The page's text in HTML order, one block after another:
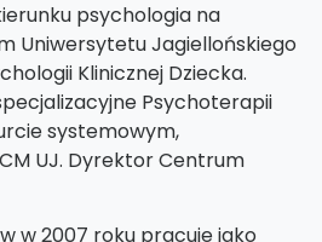
psychologia na
Uniwersytetu Jagiellońskiego
Klinicznej Dziecka.
Psychoterapii
systemowym,
UJ. Dyrektor Centrum
w 2007 roku pracuje jako